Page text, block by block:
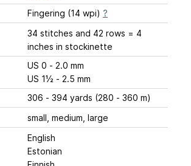
Fingering (14 wpi) ?
34 stitches and 42 rows = 4
inches in stockinette
US 0 - 2.0 mm
US 1½ - 2.5 mm
306 - 394 yards (280 - 360 m)
small, medium, large
English
Estonian